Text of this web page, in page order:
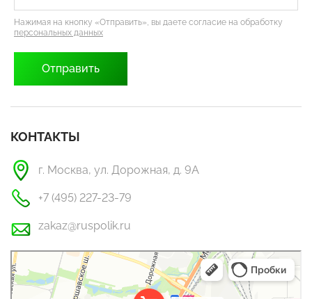
Нажимая на кнопку «Отправить», вы даете согласие на обработку
персональных данных
КОНТАКТЫ
г. Москва, ул. Дорожная, д. 9А
+7 (495) 227-23-79
zakaz@ruspolik.ru
РусПолик
Оргстекло, поликарбонат в Москве
Строительные и отделочные работы в Москве